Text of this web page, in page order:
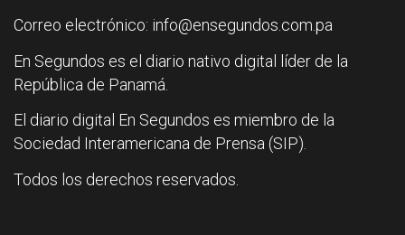
Correo electrónico: info@ensegundos.com.pa
En Segundos es el diario nativo digital líder de la
República de Panamá.
El diario digital En Segundos es miembro de la
Sociedad Interamericana de Prensa (SIP).
Todos los derechos reservados.